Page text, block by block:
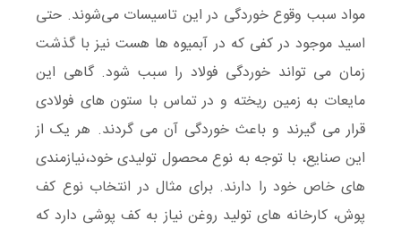
مواد سبب وقوع خوردگی در این تاسیسات می‌شوند. حتی
اسید موجود در کفی که در آبمیوه ها هست نیز با گذشت
زمان می تواند خوردگی فولاد را سبب شود. گاهی این
مایعات به زمین ریخته و در تماس با ستون های فولادی
قرار می گیرند و باعث خوردگی آن می گردند. هر یک از
این صنایع، با توجه به نوع محصول تولیدی خود،نیازمندی
های خاص خود را دارند. برای مثال در انتخاب نوع کف
پوش، کارخانه های تولید روغن نیاز به کف پوشی دارد که